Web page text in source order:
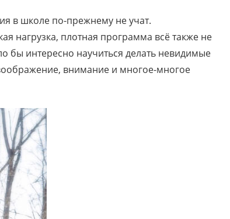
в школе по-прежнему не учат.
нагрузка, плотная программа всё также не
бы интересно научиться делать невидимые
внимание и многое-многое